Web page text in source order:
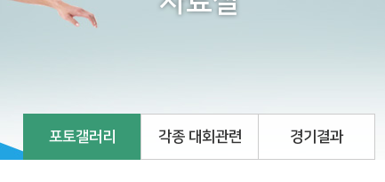
포토갤러리 각종 대회관련 경기결과